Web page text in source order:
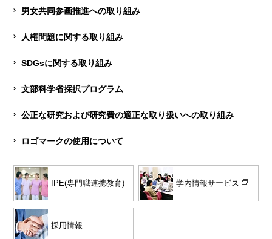
男女共同参画推進への取り組み
人権問題に関する取り組み
SDGsに関する取り組み
文部科学省採択プログラム
公正な研究および研究費の適正な取り扱いへの取り組み
ロゴマークの使用について
IPE(専門職連携教育) 学内情報サービス
採用情報